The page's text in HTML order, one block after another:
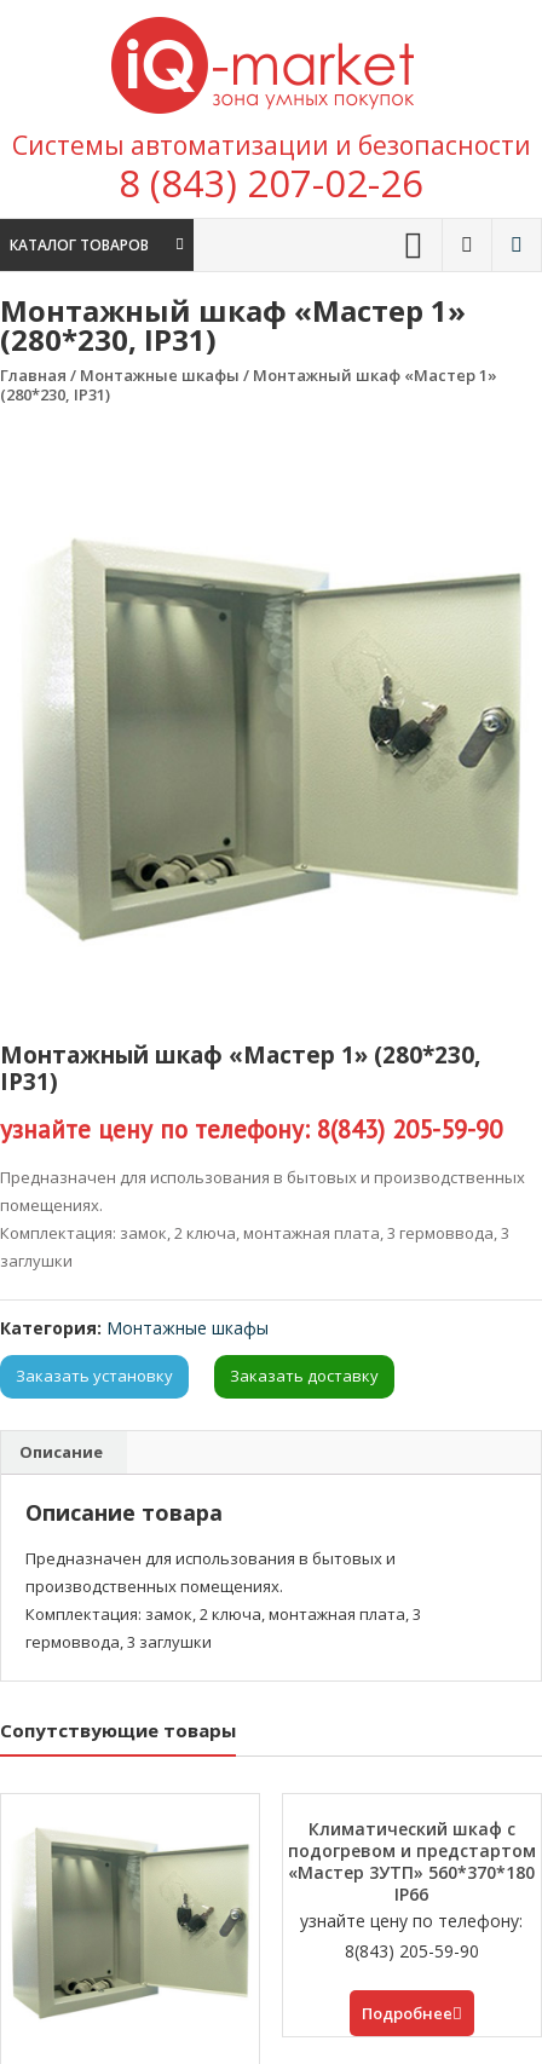
Перейти к содержимому
покупок
Системы автоматизации и безопасности
8 (843) 207-02-26
КАТАЛОГ ТОВАРОВ
Монтажный шкаф «Мастер 1»
(280*230, IP31)
Главная / Монтажные шкафы / Монтажный шкаф «Мастер 1»
(280*230, IP31)
Монтажный шкаф «Мастер 1» (280*230,
IP31)
узнайте цену по телефону: 8(843) 205-59-90
Предназначен для использования в бытовых и производственных
помещениях.
Комплектация: замок, 2 ключа, монтажная плата, 3 гермоввода, 3
заглушки
Категория: Монтажные шкафы
Заказать установку Заказать доставку
Описание
Описание товара
Предназначен для использования в бытовых и
производственных помещениях.
Комплектация: замок, 2 ключа, монтажная плата, 3
гермоввода, 3 заглушки
Сопутствующие товары
Климатический шкаф с
подогревом и предстартом
«Мастер 3УTП» 560*370*180
IP66
узнайте цену по телефону:
8(843) 205-59-90
Подробнее